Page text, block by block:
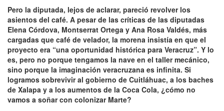
Pero la diputada, lejos de aclarar, pareció revolver los
asientos del café. A pesar de las críticas de las diputadas
Elena Córdova, Montserrat Ortega y Ana Rosa Valdés, más
cargadas que café de velador, la morena insistía en que el
proyecto era “una oportunidad histórica para Veracruz”. Y lo
es, pero no porque tengamos la nave en el taller mecánico,
sino porque la imaginación veracruzana es infinita. Si
logramos sobrevivir al gobierno de Cuitláhuac, a los baches
de Xalapa y a los aumentos de la Coca Cola, ¿cómo no
vamos a soñar con colonizar Marte?